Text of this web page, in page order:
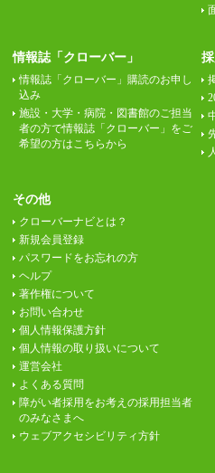
情報誌「クローバー」
情報誌「クローバー」購読のお申し
込み
施設・大学・病院・図書館のご担当
者の方で情報誌「クローバー」をご
希望の方はこちらから
その他
クローバーナビとは？
新規会員登録
パスワードをお忘れの方
ヘルプ
著作権について
お問い合わせ
個人情報保護方針
個人情報の取り扱いについて
運営会社
よくある質問
障がい者採用をお考えの採用担当者
のみなさまへ
ウェブアクセシビリティ方針